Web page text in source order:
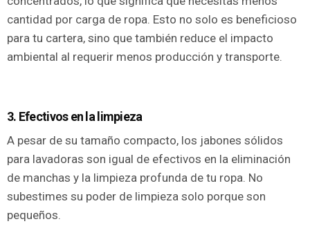
cantidad por carga de ropa. Esto no solo es beneficioso
para tu cartera, sino que también reduce el impacto
ambiental al requerir menos producción y transporte.
3. Efectivos en la limpieza
A pesar de su tamaño compacto, los jabones sólidos
para lavadoras son igual de efectivos en la eliminación
de manchas y la limpieza profunda de tu ropa. No
subestimes su poder de limpieza solo porque son
pequeños.